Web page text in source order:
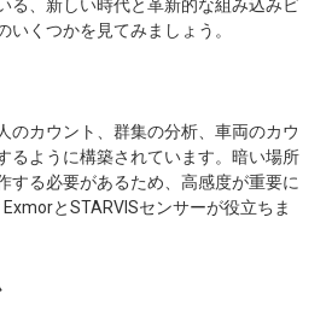
る、新しい時代と革新的な組み込みビ
いくつかを見てみましょう。
のカウント、群集の分析、車両のカウ
るように構築されています。暗い場所
する必要があるため、高感度が重要に
とSTARVISセンサーが役立ちま